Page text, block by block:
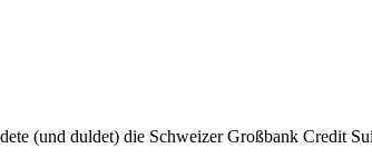
(und duldet) die Schweizer Großbank Credit